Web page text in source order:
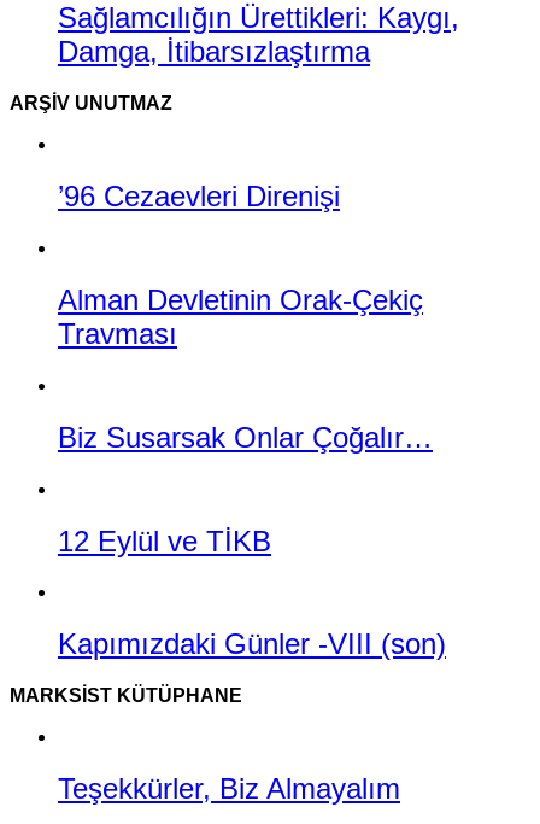
Sağlamcılığın Ürettikleri: Kaygı,
Damga, İtibarsızlaştırma
ARŞIV UNUTMAZ
’96 Cezaevleri Direnişi
Alman Devletinin Orak-Çekiç
Travması
Biz Susarsak Onlar Çoğalır…
12 Eylül ve TİKB
Kapımızdaki Günler -VIII (son)
MARKSIST KÜTÜPHANE
Teşekkürler, Biz Almayalım